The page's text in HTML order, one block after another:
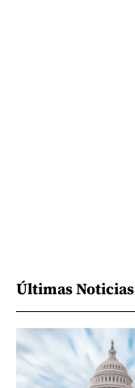
Últimas Noticias